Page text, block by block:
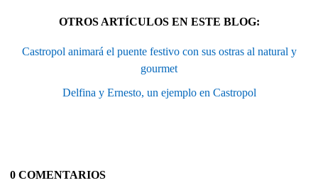
OTROS ARTÍCULOS EN ESTE BLOG:
Castropol animará el puente festivo con sus ostras al natural y
gourmet
Delfina y Ernesto, un ejemplo en Castropol
0 COMENTARIOS